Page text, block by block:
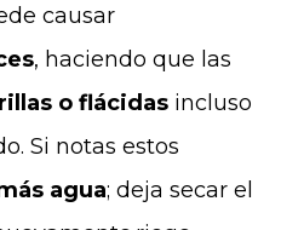
causar
, haciendo que las
o flácidas incluso
Si notas estos
agua; deja secar el